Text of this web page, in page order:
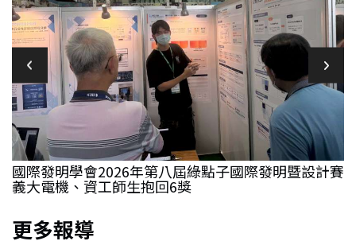
國際發明學會2026年第八屆綠點子國際發明暨設計賽
義大電機、資工師生抱回6獎
更多報導